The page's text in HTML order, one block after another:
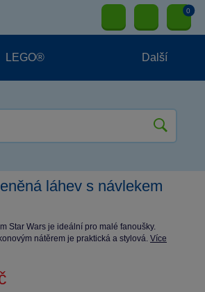
0
LEGO® Další
láhev s návlekem
Star Wars je ideální pro malé fanoušky.
nátěrem je praktická a stylová. Více